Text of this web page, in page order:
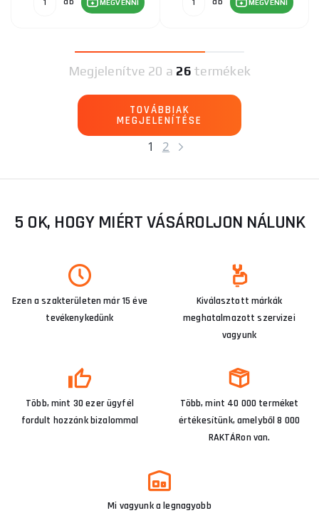
MEGVENNI MEGVENNI
1 2
Megjelenítve 20 a 26termékek
TOVÁBBIAK
MEGJELENÍTÉSE
5 OK, HOGY MIÉRT VÁSÁROLJON NÁLUNK
Ezen a szakterületen már 15 éve
tevékenykedünk
Kiválasztott márkák
meghatalmazott szervizei
vagyunk
Több, mint 30 ezer ügyfél
fordult hozzánk bizalommal
Több, mint 40 000 terméket
értékesítünk, amelyből 8 000
RAKTÁRon van.
Mi vagyunk a legnagyobb